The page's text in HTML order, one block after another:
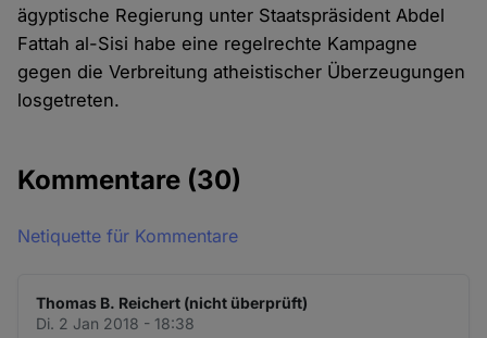
ägyptische Regierung unter Staatspräsident Abdel
Fattah al-Sisi habe eine regelrechte Kampagne
gegen die Verbreitung atheistischer Überzeugungen
losgetreten.
Kommentare (30)
Netiquette für Kommentare
Thomas B. Reichert (nicht überprüft)
Di. 2 Jan 2018 - 18:38